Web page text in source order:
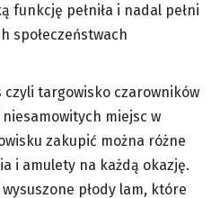
funkcję pełniła i nadal pełni
społeczeństwach
czyli targowisko czarowników
miejsc w
zakupić można różne
i amulety na każdą okazję.
płody lam, które